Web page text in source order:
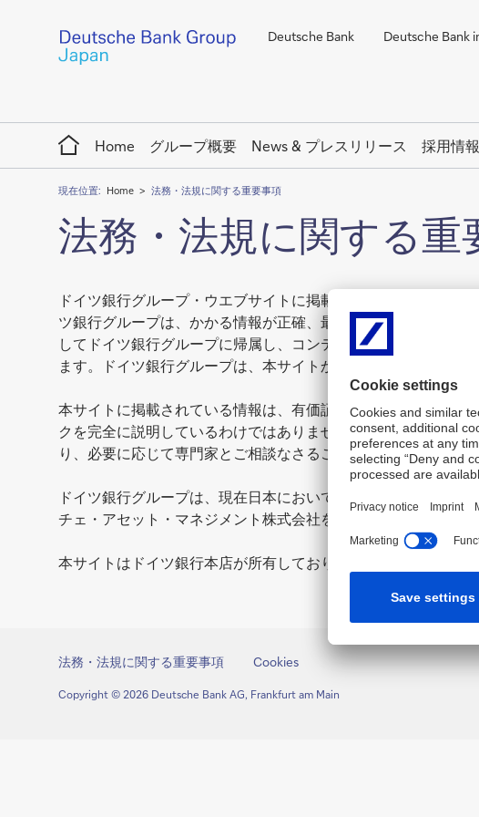
Deutsche Bank Deutsche Bank
Home
Home
グループ概要 News & プレスリリース 採用情報
現在位置: Home 法務・法規に関する重要事項
法務・法規に関する重
ドイツ銀行グループ・ウエブサイトに掲載されている情報は
ツ銀行グループは、かかる情報が正確、最新、完全であること
してドイツ銀行グループに帰属し、コンテンツの無断転用は
ます。ドイツ銀行グループは、本サイトからリンクしている各
本サイトに掲載されている情報は、有価証券、金融商品の売買
クを完全に説明しているわけではありませんので、それのみ
り、必要に応じて専門家とご相談なさることをお勧めいたしま
ドイツ銀行グループは、現在日本において、銀行業務を行う
チェ・アセット・マネジメント株式会社を中心に業務を展開し
本サイトはドイツ銀行本店が所有しております。なお、日本に
法務・法規に関する重要事項 Cookies
Copyright © 2026 Deutsche Bank AG, Frankfurt am Main